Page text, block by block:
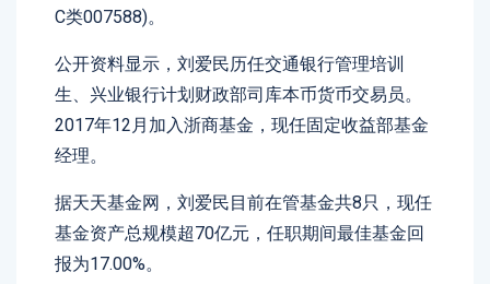
C类007588)。
公开资料显示，刘爱民历任交通银行管理培训
生、兴业银行计划财政部司库本币货币交易员。
2017年12月加入浙商基金，现任固定收益部基金
经理。
据天天基金网，刘爱民目前在管基金共8只，现任
基金资产总规模超70亿元，任职期间最佳基金回
报为17.00%。